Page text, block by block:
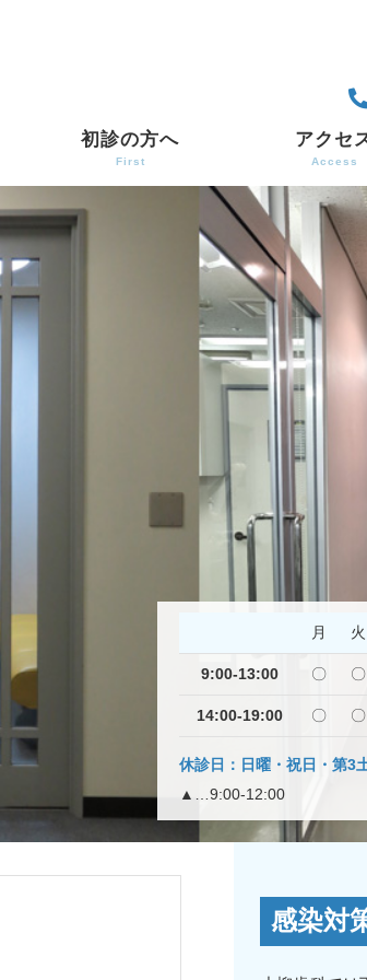
初診の方へ
First
アクセ
Access
月 火
9:00-13:00 〇 〇
14:00-19:00 〇 〇
休診日：日曜・祝日・第3
▲…9:00-12:00
感染対